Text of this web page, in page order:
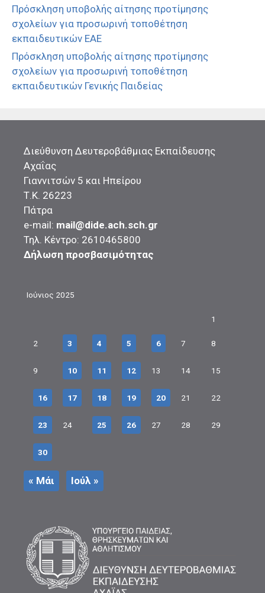
Πρόσκληση υποβολής αίτησης προτίμησης
σχολείων για προσωρινή τοποθέτηση
εκπαιδευτικών ΕΑΕ
Πρόσκληση υποβολής αίτησης προτίμησης
σχολείων για προσωρινή τοποθέτηση
εκπαιδευτικών Γενικής Παιδείας
Διεύθυνση Δευτεροβάθμιας Εκπαίδευσης
Αχαΐας
Γιαννιτσών 5 και Ηπείρου
Τ.Κ. 26223
Πάτρα
e-mail: mail@dide.ach.sch.gr
Τηλ. Κέντρο: 2610465800
Δήλωση προσβασιμότητας
Ιούνιος 2025
1
2 3 4 5 6 7 8
9 10 11 12 13 14 15
16 17 18 19 20 21 22
23 24 25 26 27 28 29
30
« Μάι Ιούλ »